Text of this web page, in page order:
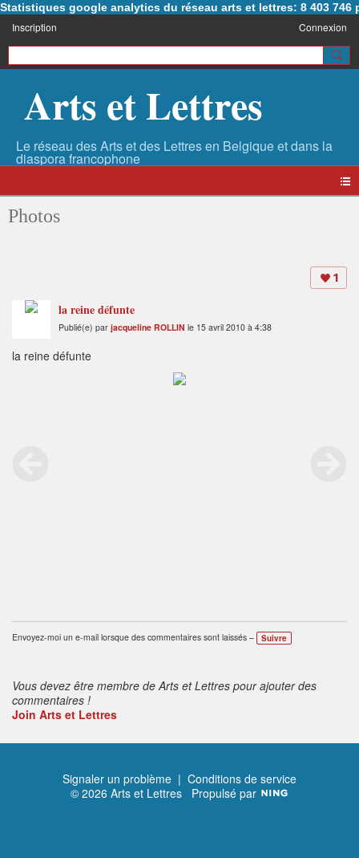
Statistiques google analytics du réseau arts et lettres: 8 403 746
Inscription Connexion
Arts et Lettres
Photos
1
la reine défunte
Publié(e) par jacqueline ROLLIN le 15 avril 2010 à 4:38
la reine défunte
Envoyez-moi un e-mail lorsque des commentaires sont laissés – Suivre
Vous devez être membre de Arts et Lettres pour ajouter des
commentaires !
Join Arts et Lettres
Signaler un problème | Conditions de service
© 2026 Arts et Lettres Propulsé par